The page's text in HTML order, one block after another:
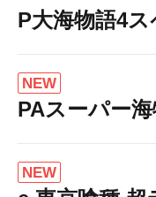
P大海物語4
NEW
PAスーパー
NEW